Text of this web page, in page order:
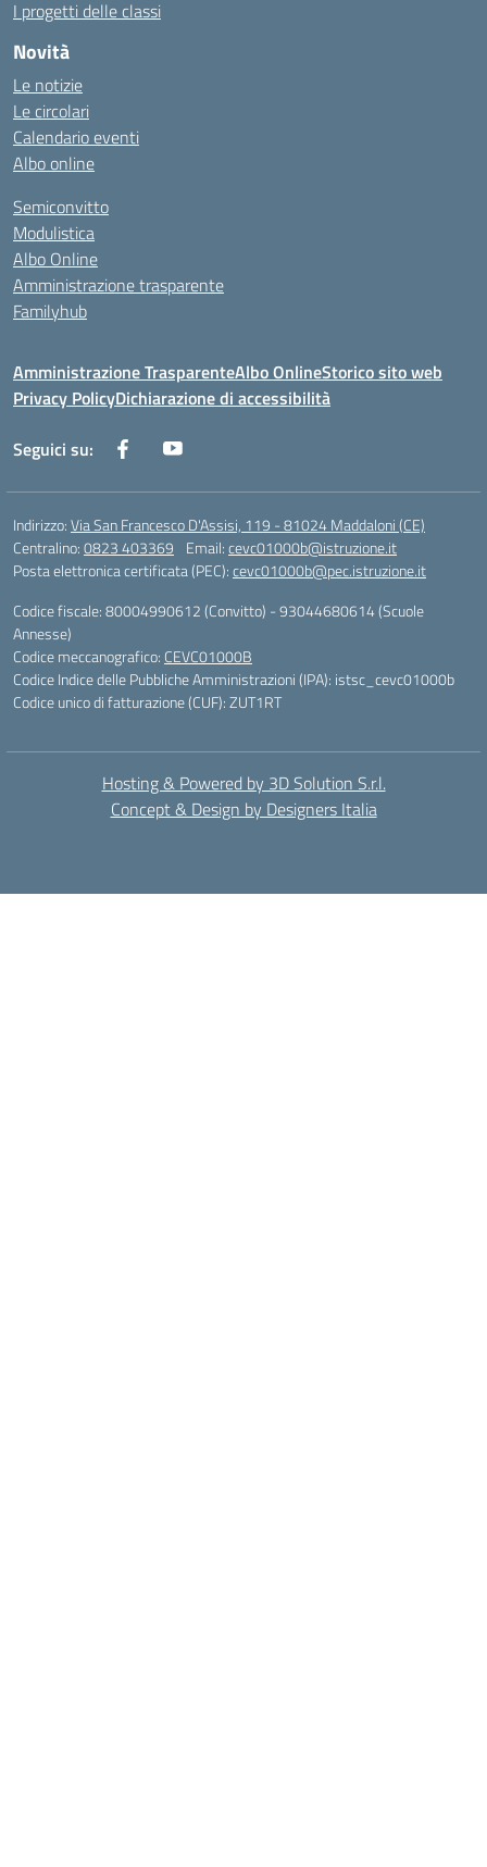
I progetti delle classi
Novità
Le notizie
Le circolari
Calendario eventi
Albo online
Semiconvitto
Modulistica
Albo Online
Amministrazione trasparente
Familyhub
Amministrazione TrasparenteAlbo OnlineStorico sito web
Privacy PolicyDichiarazione di accessibilità
Seguici su:
Indirizzo:Via San Francesco D'Assisi, 119 - 81024 Maddaloni (CE)
Centralino:0823 403369 Email:cevc01000b@istruzione.it
Posta elettronica certificata (PEC):cevc01000b@pec.istruzione.it
Codice fiscale: 80004990612 (Convitto) - 93044680614 (Scuole
Annesse)
Codice meccanografico: CEVC01000B
Codice Indice delle Pubbliche Amministrazioni (IPA): istsc_cevc01000b
Codice unico di fatturazione (CUF): ZUT1RT
Hosting & Powered by 3D Solution S.r.l.
Concept & Design by Designers Italia